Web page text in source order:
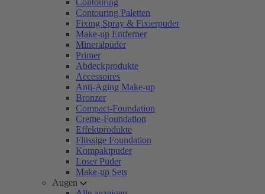
Contouring
Contouring Paletten
Fixing Spray & Fixierpuder
Make-up Entferner
Mineralpuder
Primer
Abdeckprodukte
Accessoires
Anti-Aging Make-up
Bronzer
Compact-Foundation
Creme-Foundation
Effektprodukte
Flüssige Foundation
Kompaktpuder
Loser Puder
Make-up Sets
Augen